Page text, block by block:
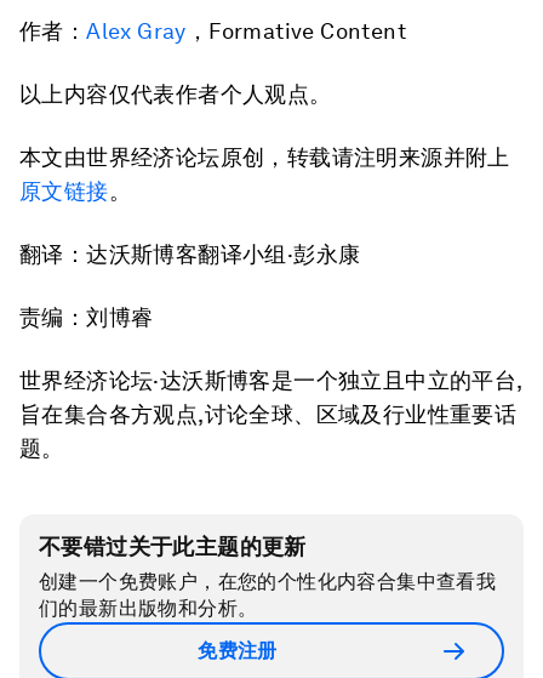
作者：Alex Gray ，Formative Content
以上内容仅代表作者个人观点。
本文由世界经济论坛原创，转载请注明来源并附上
原文链接。
翻译：达沃斯博客翻译小组·彭永康
责编：刘博睿
世界经济论坛·达沃斯博客是一个独立且中立的平台,
旨在集合各方观点,讨论全球、区域及行业性重要话
题。
不要错过关于此主题的更新
创建一个免费账户，在您的个性化内容合集中查看我
们的最新出版物和分析。
免费注册